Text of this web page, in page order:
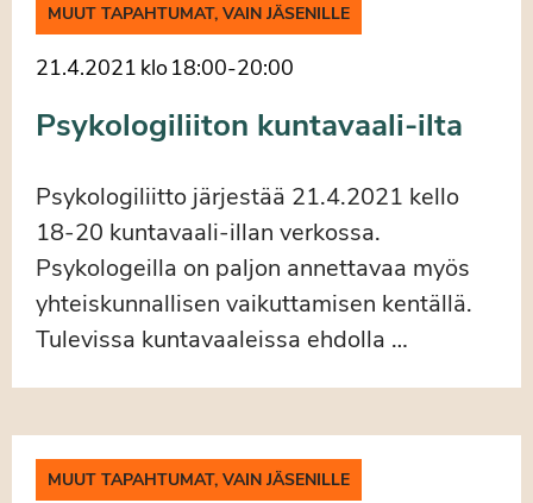
MUUT TAPAHTUMAT, VAIN JÄSENILLE
21.4.2021 klo18:00-20:00
Psykologiliiton kuntavaali-ilta
Psykologiliitto järjestää 21.4.2021 kello
18-20 kuntavaali-illan verkossa.
Psykologeilla on paljon annettavaa myös
yhteiskunnallisen vaikuttamisen kentällä.
Tulevissa kuntavaaleissa ehdolla …
MUUT TAPAHTUMAT, VAIN JÄSENILLE